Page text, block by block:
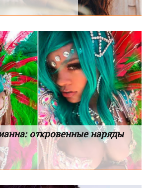
откровенные наряды